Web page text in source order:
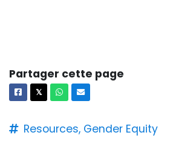
Partager cette page
Facebook
𝕏X Whatsapp
Courriel
Resources, Gender Equity